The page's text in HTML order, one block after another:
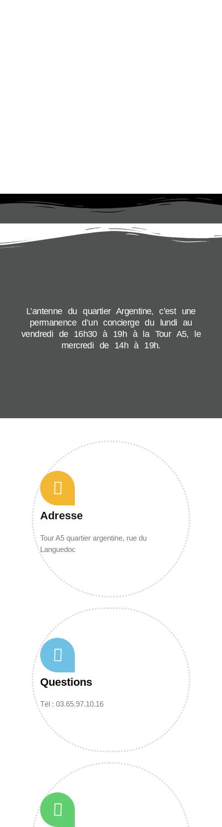
L’antenne du quartier Argentine, c’est une
permanence d’un concierge du lundi au
vendredi de 16h30 à 19h à la Tour A5, le
mercredi de 14h à 19h.
Adresse
Tour A5 quartier argentine, rue du
Languedoc
Questions
Tél : 03.65.97.10.16